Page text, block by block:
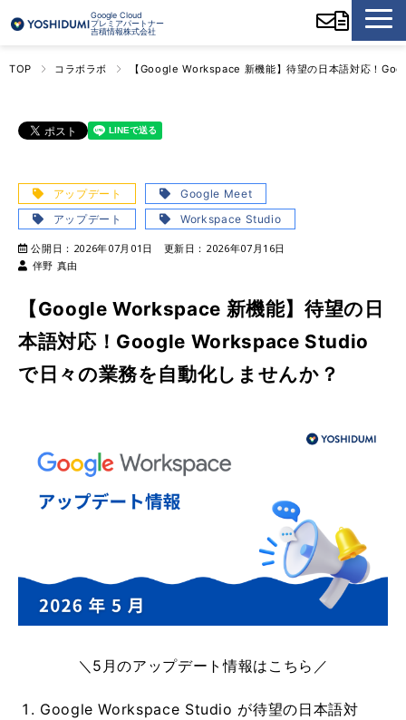
Google Cloud
プレミアパートナー
吉積情報株式会社
TOP コラボラボ 【Google Workspace 新機能】待望の日本語対応！
アップデート
Google Meet
アップデート
Workspace Studio
公開日： 2026年07月01日 更新日： 2026年07月16日
伴野 真由
【Google Workspace 新機能】待望の日
本語対応！Google Workspace Studio
で日々の業務を自動化しませんか？
＼5月のアップデート情報はこちら／
Google Workspace Studio が待望の日本語対